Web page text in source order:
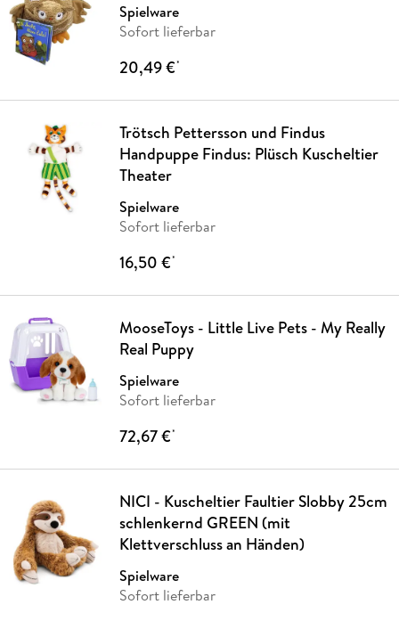
Spielware
Sofort lieferbar
20,49 €*
Trötsch Pettersson und Findus
Handpuppe Findus: Plüsch Kuscheltier
Theater
Spielware
Sofort lieferbar
16,50 €*
MooseToys - Little Live Pets - My Really
Real Puppy
Spielware
Sofort lieferbar
72,67 €*
NICI - Kuscheltier Faultier Slobby 25cm
schlenkernd GREEN (mit
Klettverschluss an Händen)
Spielware
Sofort lieferbar